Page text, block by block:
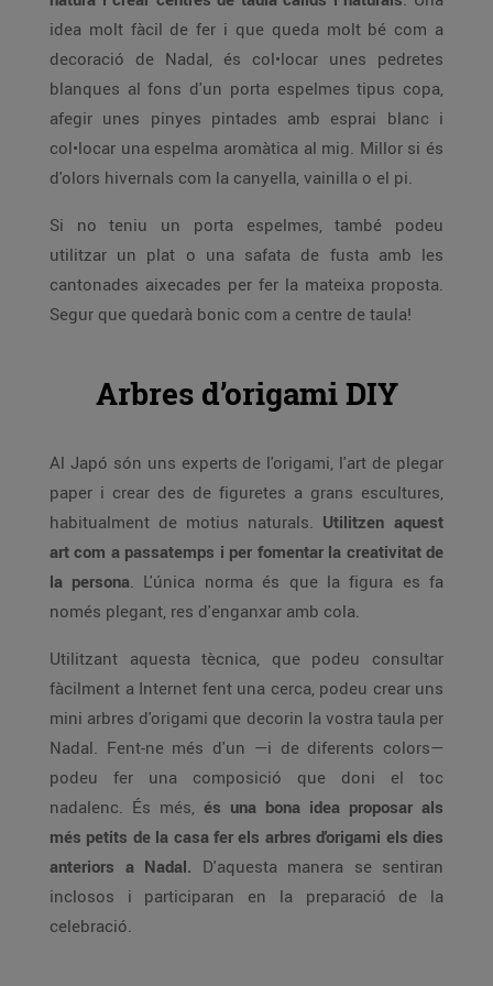
idea molt fàcil de fer i que queda molt bé com a
decoració de Nadal, és col•locar unes pedretes
blanques al fons d'un porta espelmes tipus copa,
afegir unes pinyes pintades amb esprai blanc i
col•locar una espelma aromàtica al mig. Millor si és
d'olors hivernals com la canyella, vainilla o el pi.
Si no teniu un porta espelmes, també podeu
utilitzar un plat o una safata de fusta amb les
cantonades aixecades per fer la mateixa proposta.
Segur que quedarà bonic com a centre de taula!
Arbres d’origami DIY
Al Japó són uns experts de l'origami, l'art de plegar
paper i crear des de figuretes a grans escultures,
habitualment de motius naturals. Utilitzen aquest
art com a passatemps i per fomentar la creativitat de
la persona. L'única norma és que la figura es fa
només plegant, res d'enganxar amb cola.
Utilitzant aquesta tècnica, que podeu consultar
fàcilment a Internet fent una cerca, podeu crear uns
mini arbres d'origami que decorin la vostra taula per
Nadal. Fent-ne més d'un —i de diferents colors—
podeu fer una composició que doni el toc
nadalenc. És més, és una bona idea proposar als
més petits de la casa fer els arbres d'origami els dies
anteriors a Nadal. D'aquesta manera se sentiran
inclosos i participaran en la preparació de la
celebració.